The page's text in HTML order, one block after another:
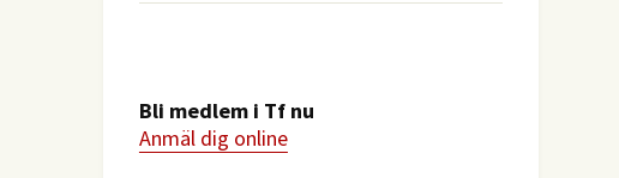
Bli medlem i Tf nu
Anmäl dig online